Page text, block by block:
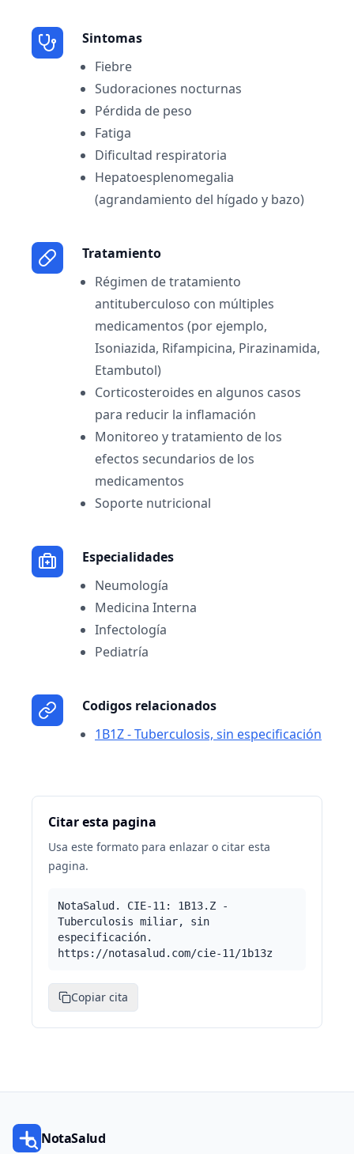
Sintomas
Fiebre
Sudoraciones nocturnas
Pérdida de peso
Fatiga
Dificultad respiratoria
Hepatoesplenomegalia
(agrandamiento del hígado y bazo)
Tratamiento
Régimen de tratamiento
antituberculoso con múltiples
medicamentos (por ejemplo,
Isoniazida, Rifampicina, Pirazinamida,
Etambutol)
Corticosteroides en algunos casos
para reducir la inflamación
Monitoreo y tratamiento de los
efectos secundarios de los
medicamentos
Soporte nutricional
Especialidades
Neumología
Medicina Interna
Infectología
Pediatría
Codigos relacionados
1B1Z - Tuberculosis, sin especificación
Citar esta pagina
Usa este formato para enlazar o citar esta
pagina.
NotaSalud. CIE-11: 1B13.Z -
Tuberculosis miliar, sin
especificación.
https://notasalud.com/cie-11/1b13z
Copiar cita
NotaSalud